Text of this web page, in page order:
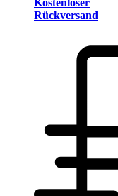
Rückversand